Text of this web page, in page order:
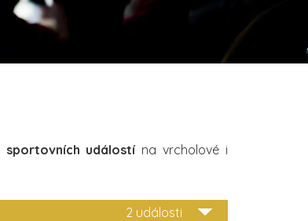
sportovních událostína vrcholové i
2 události